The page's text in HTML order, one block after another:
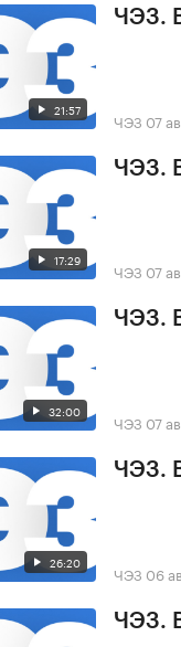
21:57
ЧЭЗ.
ЧЭЗ 07
17:29
ЧЭЗ.
ЧЭЗ 07
32:00
ЧЭЗ.
ЧЭЗ 07
26:20
ЧЭЗ.
ЧЭЗ 06
ЧЭЗ.